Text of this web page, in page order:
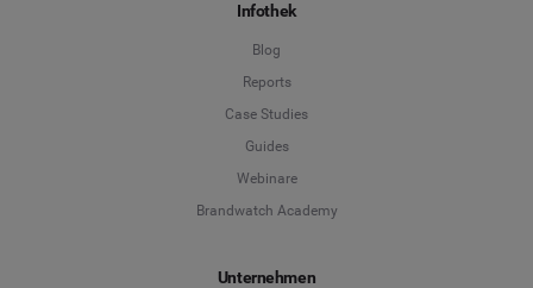
Infothek
Blog
Reports
Case Studies
Guides
Webinare
Brandwatch Academy
Unternehmen